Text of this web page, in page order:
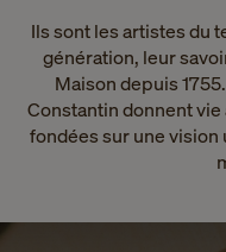
Ils sont les artistes du
génération, leur
Maison depuis
Constantin donnent
fondées sur une